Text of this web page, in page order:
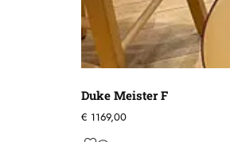
Duke Meister F
€ 1169,00